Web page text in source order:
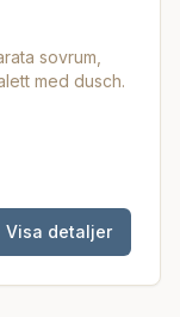
sovrum,
med dusch.
Visa detaljer